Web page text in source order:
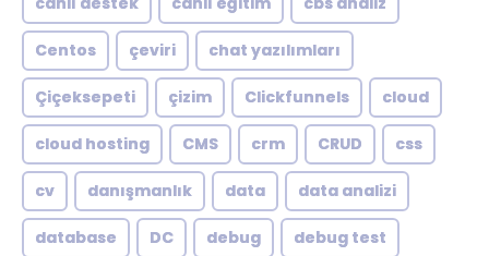
Centos çeviri chat yazılımları
Çiçeksepeti çizim Clickfunnels cloud
cloud hosting CMS crm CRUD css
cv danışmanlık data data analizi
database DC debug debug test